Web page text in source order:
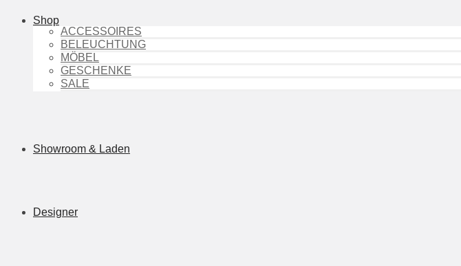
Shop
ACCESSOIRES
BELEUCHTUNG
MÖBEL
GESCHENKE
SALE
Showroom & Laden
Designer